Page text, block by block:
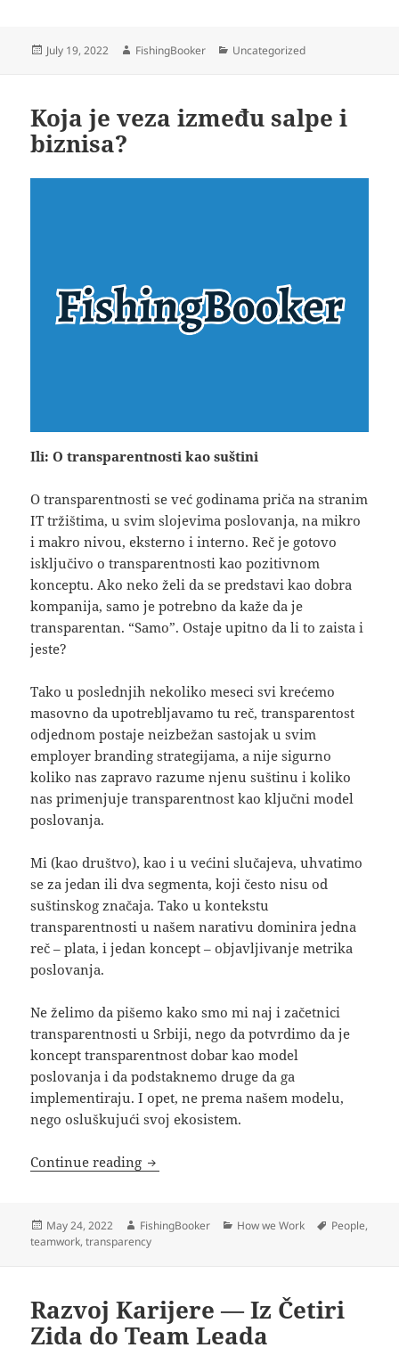
Posted
July 19, 2022 Author
FishingBooker Categories
Uncategorized
Koja je veza između salpe i
biznisa?
Ili: O transparentnosti kao suštini
O transparentnosti se već godinama priča na stranim
IT tržištima, u svim slojevima poslovanja, na mikro
i makro nivou, eksterno i interno. Reč je gotovo
isključivo o transparentnosti kao pozitivnom
konceptu. Ako neko želi da se predstavi kao dobra
kompanija, samo je potrebno da kaže da je
transparentan. “Samo”. Ostaje upitno da li to zaista i
jeste?
Tako u poslednjih nekoliko meseci svi krećemo
masovno da upotrebljavamo tu reč, transparentost
odjednom postaje neizbežan sastojak u svim
employer branding strategijama, a nije sigurno
koliko nas zapravo razume njenu suštinu i koliko
nas primenjuje transparentnost kao ključni model
poslovanja.
Mi (kao društvo), kao i u većini slučajeva, uhvatimo
se za jedan ili dva segmenta, koji često nisu od
suštinskog značaja. Tako u kontekstu
transparentnosti u našem narativu dominira jedna
reč – plata, i jedan koncept – objavljivanje metrika
poslovanja.
Ne želimo da pišemo kako smo mi naj i začetnici
transparentnosti u Srbiji, nego da potvrdimo da je
koncept transparentnost dobar kao model
poslovanja i da podstaknemo druge da ga
implementiraju. I opet, ne prema našem modelu,
nego osluškujući svoj ekosistem.
Continue reading Koja je veza između salpe i biznisa?
Posted
on
May 24, 2022 Author
FishingBooker Categories
How we Work Tags
People,
teamwork,transparency
Razvoj Karijere — Iz Četiri
Zida do Team Leada